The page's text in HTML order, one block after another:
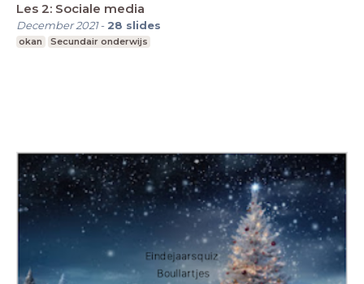
Les 2: Sociale media
December 2021- 28 slides
okan Secundair onderwijs